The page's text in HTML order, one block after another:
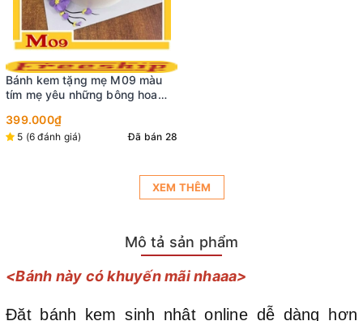
Bánh kem tặng mẹ M09 màu
tím mẹ yêu những bông hoa
màu trắng
399.000₫
5 (6 đánh giá) Đã bán 28
XEM THÊM
Mô tả sản phẩm
<Bánh này có khuyến mãi nhaaa>
Đặt bánh kem sinh nhật online dễ dàng hơn